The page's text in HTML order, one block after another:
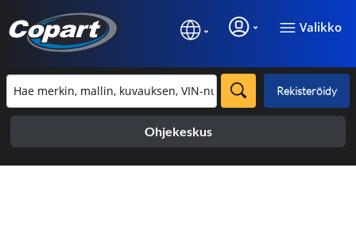
Valikko
Rekisteröidy
Ohjekeskus